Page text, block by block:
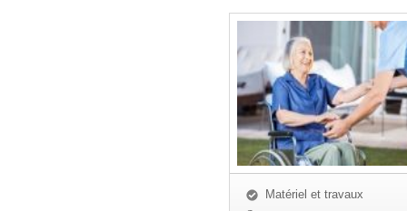
Matériel et travaux